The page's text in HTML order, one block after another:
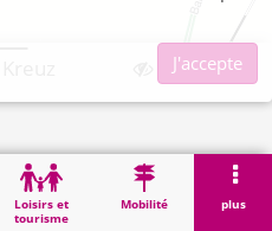
Loisirs et
tourisme
Mobilité plus
Kreuz
J'accepte